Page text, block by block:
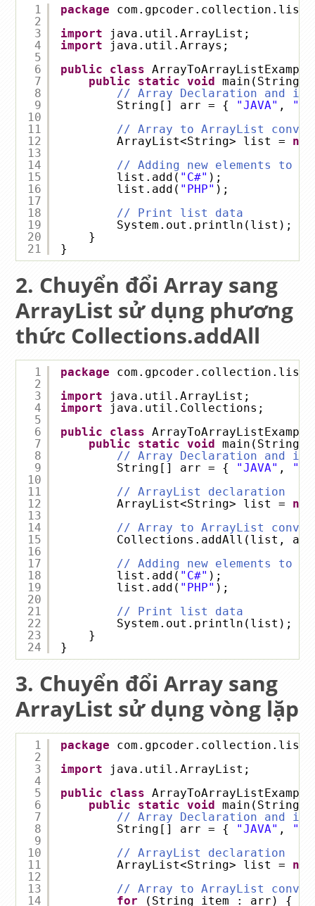
1
2
3
4
5
6
7
8
9
10
11
12
13
14
15
16
17
18
19
20
21
package
import
java.util.ArrayList;
import
java.util.Arrays;
public
class
public
static void
// Array Declaration and
String[] arr = { "JAVA" ,
// Array to ArrayList
ArrayList<String> list = new
// Adding new elements to
list.add( "C#" );
list.add( "PHP" );
// Print list data
System.out.println(list);
}
}
Chuyển đổi Array sang
ArrayList sử dụng phương
thức Collections.addAll
1
2
3
4
5
6
7
8
9
10
11
12
13
14
15
16
17
18
19
20
21
22
23
24
package
import
java.util.ArrayList;
import
java.util.Collections;
public
class
public
static void
// Array Declaration and
String[] arr = { "JAVA" ,
// ArrayList declaration
ArrayList<String> list = new
// Array to ArrayList
Collections.addAll(list,
// Adding new elements to
list.add( "C#" );
list.add( "PHP" );
// Print list data
System.out.println(list);
}
}
Chuyển đổi Array sang
ArrayList sử dụng vòng lặp
1
2
3
4
5
6
7
8
9
10
11
12
13
14
package
import
java.util.ArrayList;
public
class
public
static void
// Array Declaration and
String[] arr = { "JAVA" ,
// ArrayList declaration
ArrayList<String> list = new
// Array to ArrayList
for
(String item : arr) {